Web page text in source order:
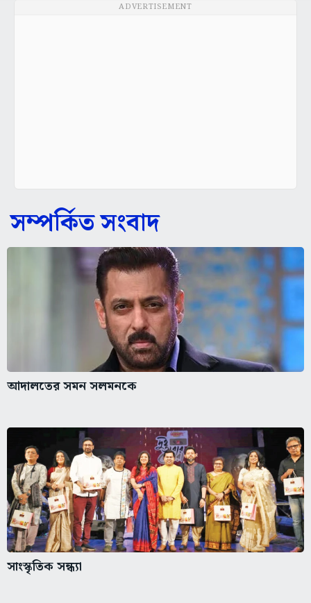
ADVERTISEMENT
সম্পর্কিত সংবাদ
আদালতের সমন সলমনকে
সাংস্কৃতিক সন্ধ্যা